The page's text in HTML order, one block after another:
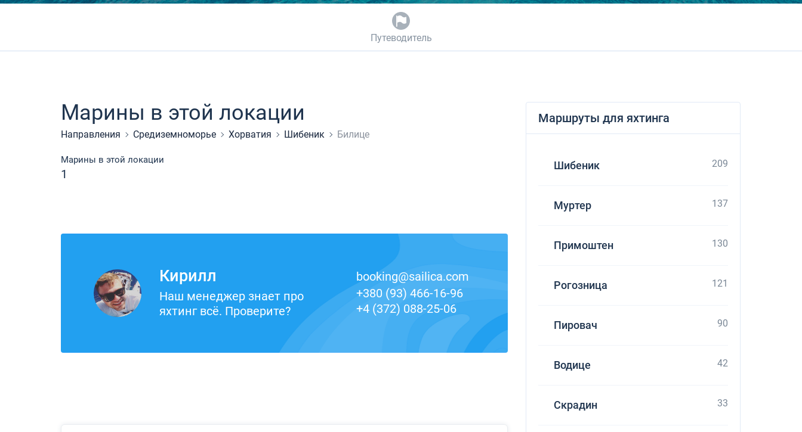
Путеводитель
Марины в этой локации
Направления Средиземноморье Хорватия Шибеник Билице
Марины в этой локации
1
Кирилл
Наш менеджер знает про
яхтинг всё. Проверите?
booking@sailica.com
+380 (93) 466-16-96
+4 (372) 088-25-06
Маршруты для яхтинга
Шибеник 209
Муртер 137
Примоштен 130
Рогозница 121
Пировач 90
Водице 42
Скрадин 33